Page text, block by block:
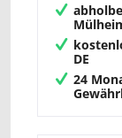
DE
24